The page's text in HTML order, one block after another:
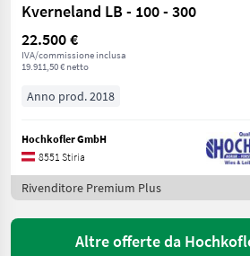
Kverneland LB - 100 - 300
22.500 €
IVA/commissione inclusa
19.911,50 € netto
Anno prod. 2018
Hochkofler GmbH
8551 Stiria
Rivenditore Premium Plus
Altre offerte da